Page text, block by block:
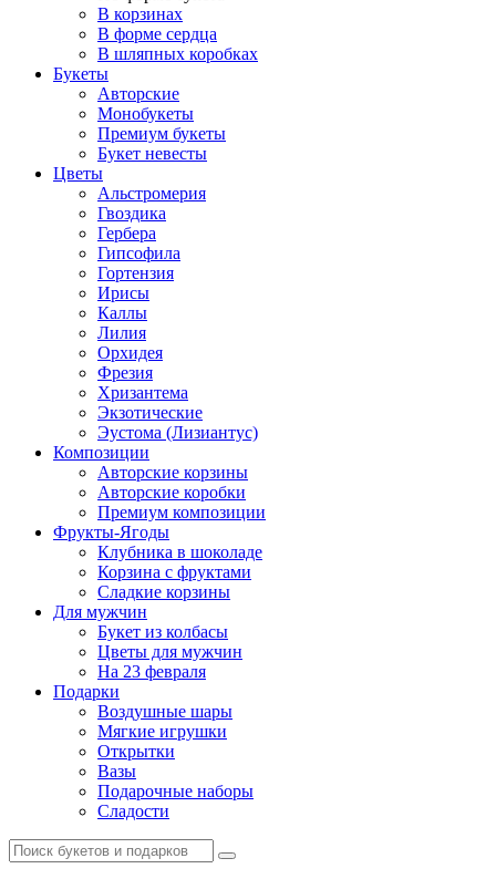
В корзинах
В форме сердца
В шляпных коробках
Букеты
Авторские
Монобукеты
Премиум букеты
Букет невесты
Цветы
Альстромерия
Гвоздика
Гербера
Гипсофила
Гортензия
Ирисы
Каллы
Лилия
Орхидея
Фрезия
Хризантема
Экзотические
Эустома (Лизиантус)
Композиции
Авторские корзины
Авторские коробки
Премиум композиции
Фрукты-Ягоды
Клубника в шоколаде
Корзина с фруктами
Сладкие корзины
Для мужчин
Букет из колбасы
Цветы для мужчин
На 23 февраля
Подарки
Воздушные шары
Мягкие игрушки
Открытки
Вазы
Подарочные наборы
Сладости